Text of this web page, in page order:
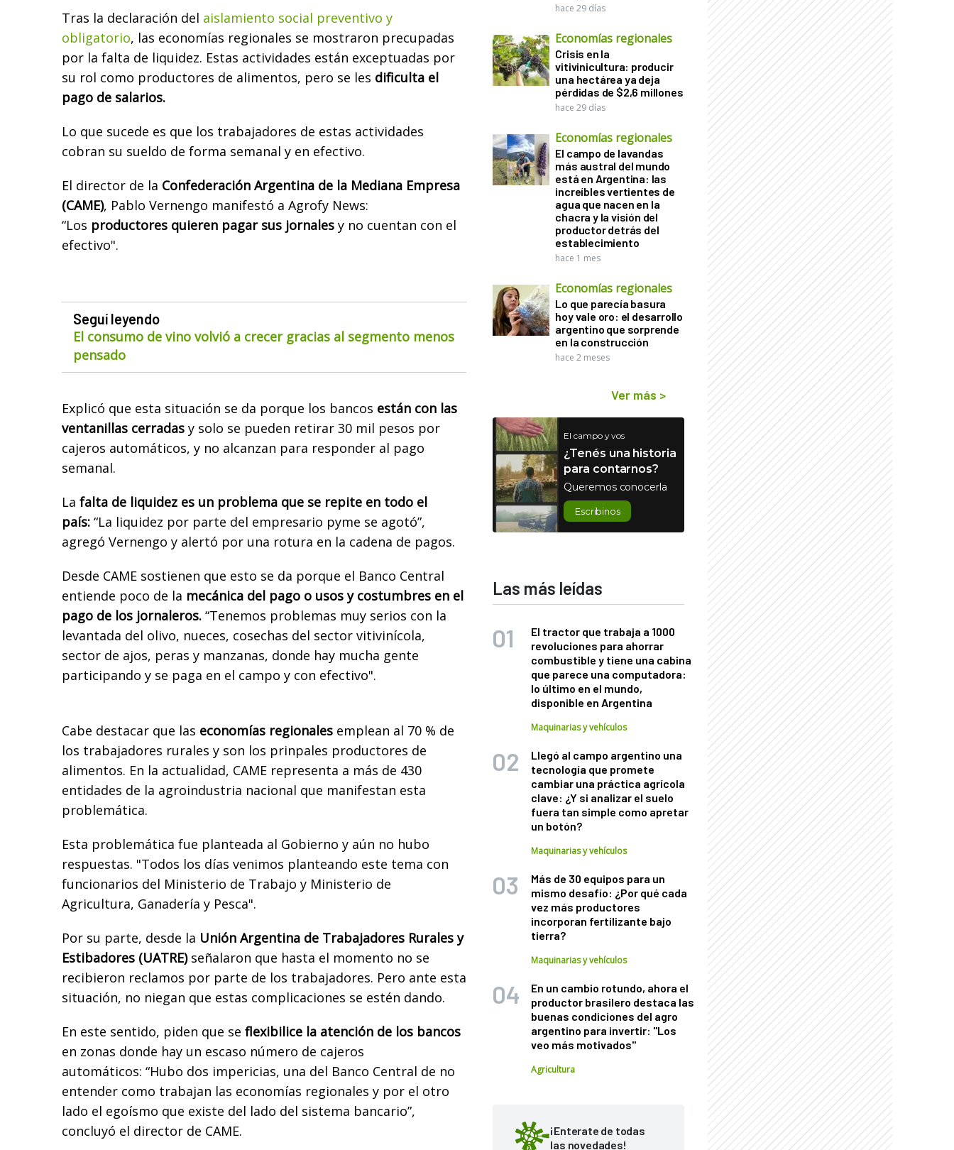
Tras la declaración del aislamiento social preventivo y
obligatorio, las economías regionales se mostraron precupadas
por la falta de liquidez. Estas actividades están exceptuadas por
su rol como productores de alimentos, pero se les dificulta el
pago de salarios.
Lo que sucede es que los trabajadores de estas actividades
cobran su sueldo de forma semanal y en efectivo.
El director de la Confederación Argentina de la Mediana Empresa
(CAME), Pablo Vernengo manifestó a Agrofy News:
“Los productores quieren pagar sus jornales y no cuentan con el
efectivo".
Seguí leyendo
El consumo de vino volvió a crecer gracias al segmento menos
pensado
Explicó que esta situación se da porque los bancos están con las
ventanillas cerradas y solo se pueden retirar 30 mil pesos por
cajeros automáticos, y no alcanzan para responder al pago
semanal.
La falta de liquidez es un problema que se repite en todo el
país: “La liquidez por parte del empresario pyme se agotó”,
agregó Vernengo y alertó por una rotura en la cadena de pagos.
Desde CAME sostienen que esto se da porque el Banco Central
entiende poco de la mecánica del pago o usos y costumbres en el
pago de los jornaleros. “Tenemos problemas muy serios con la
levantada del olivo, nueces, cosechas del sector vitivinícola,
sector de ajos, peras y manzanas, donde hay mucha gente
participando y se paga en el campo y con efectivo".
Cabe destacar que las economías regionales emplean al 70 % de
los trabajadores rurales y son los prinpales productores de
alimentos. En la actualidad, CAME representa a más de 430
entidades de la agroindustria nacional que manifestan esta
problemática.
Esta problemática fue planteada al Gobierno y aún no hubo
respuestas. "Todos los días venimos planteando este tema con
funcionarios del Ministerio de Trabajo y Ministerio de
Agricultura, Ganadería y Pesca".
Por su parte, desde la Unión Argentina de Trabajadores Rurales y
Estibadores (UATRE)señalaron que hasta el momento no se
recibieron reclamos por parte de los trabajadores. Pero ante esta
situación, no niegan que estas complicaciones se estén dando.
En este sentido, piden que se flexibilice la atención de los bancos
en zonas donde hay un escaso número de cajeros
automáticos: “Hubo dos impericias, una del Banco Central de no
entender como trabajan las economías regionales y por el otro
lado el egoísmo que existe del lado del sistema bancario”,
concluyó el director de CAME.
hace 29 días
Economías regionales
Crisis en la
vitivinicultura: producir
una hectárea ya deja
pérdidas de $2,6 millones
hace 29 días
Economías regionales
El campo de lavandas
más austral del mundo
está en Argentina: las
increíbles vertientes de
agua que nacen en la
chacra y la visión del
productor detrás del
establecimiento
hace 1 mes
Economías regionales
Lo que parecía basura
hoy vale oro: el desarrollo
argentino que sorprende
en la construcción
hace 2 meses
Ver más >
El campo y vos
¿Tenés una historia
para contarnos?
Queremos conocerla
Escribinos
Las más leídas
El tractor que trabaja a 1000
revoluciones para ahorrar
combustible y tiene una cabina
que parece una computadora:
lo último en el mundo,
disponible en Argentina
Maquinarias y vehículos
Llegó al campo argentino una
tecnología que promete
cambiar una práctica agrícola
clave: ¿Y si analizar el suelo
fuera tan simple como apretar
un botón?
Maquinarias y vehículos
Más de 30 equipos para un
mismo desafío: ¿Por qué cada
vez más productores
incorporan fertilizante bajo
tierra?
Maquinarias y vehículos
En un cambio rotundo, ahora el
productor brasilero destaca las
buenas condiciones del agro
argentino para invertir: "Los
veo más motivados"
Agricultura
¡Enterate de todas
las novedades!